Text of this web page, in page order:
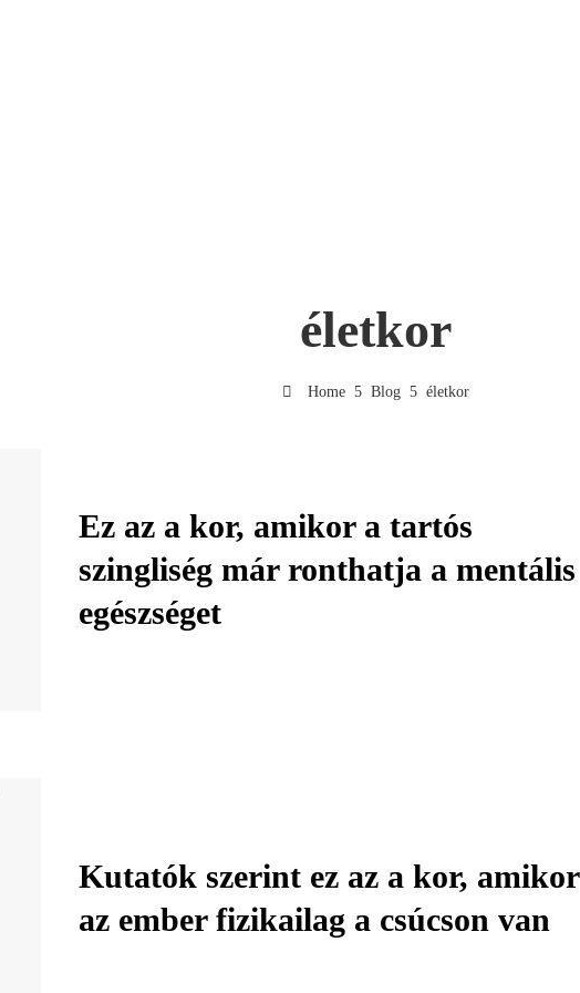
életkor
Home Blog életkor
Ez az a kor, amikor a tartós
szingliség már ronthatja a mentális
egészséget
Kutatók szerint ez az a kor, amikor
az ember fizikailag a csúcson van